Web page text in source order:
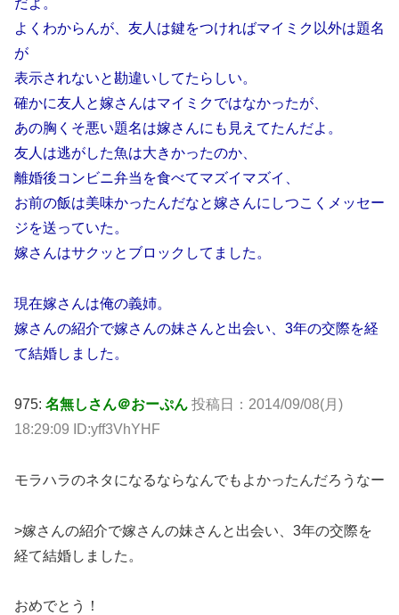
だよ。
よくわからんが、友人は鍵をつければマイミク以外は題名
が
表示されないと勘違いしてたらしい。
確かに友人と嫁さんはマイミクではなかったが、
あの胸くそ悪い題名は嫁さんにも見えてたんだよ。
友人は逃がした魚は大きかったのか、
離婚後コンビニ弁当を食べてマズイマズイ、
お前の飯は美味かったんだなと嫁さんにしつこくメッセー
ジを送っていた。
嫁さんはサクッとブロックしてました。
現在嫁さんは俺の義姉。
嫁さんの紹介で嫁さんの妹さんと出会い、3年の交際を経
て結婚しました。
975: 名無しさん＠おーぷん 投稿日：2014/09/08(月)
18:29:09 ID:yff3VhYHF
モラハラのネタになるならなんでもよかったんだろうなー
>嫁さんの紹介で嫁さんの妹さんと出会い、3年の交際を
経て結婚しました。
おめでとう！